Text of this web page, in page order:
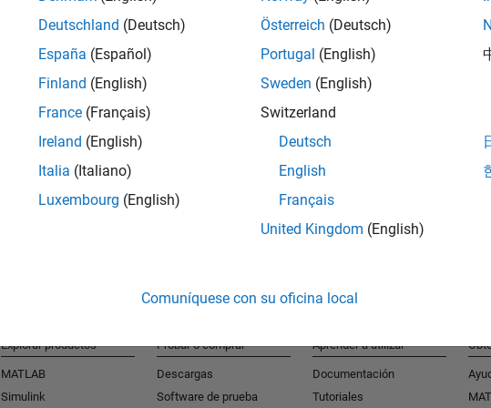
Reciba
Deutschland (Deutsch)
España (Español)
Finland (English)
France (Français)
Ireland (English)
Italia (Italiano)
Luxembourg (English)
Österreich (Deutsch)
Portugal (English)
Sweden (English)
Switzerland
Deutsch
English
Français
United Kingdom (English)
Comuníquese con su oficina local
Explorar productos
MATLAB
Simulink
Probar o comprar
Descargas
Software de prueba
Aprender a utilizar
Documentación
Tutoriales